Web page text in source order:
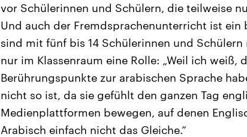
vor Schülerinnen und Schülern, die teilweise
Und auch der Fremdsprachenunterricht ist ein
sind mit fünf bis 14 Schülerinnen und
nur im Klassenraum eine Rolle: „Weil ich
Berührungspunkte zur arabischen Sprache
nicht so ist, da sie gefühlt den ganzen Tag
Medienplattformen bewegen, auf denen
Arabisch einfach nicht das Gleiche.“